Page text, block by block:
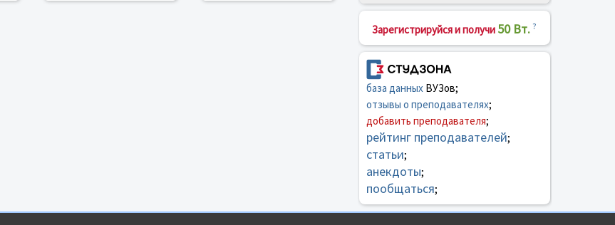
Зарегистрируйся и получи 50 Вт. ?
база данныхВУЗов;
отзывы о преподавателях;
добавить преподавателя;
рейтинг преподавателей;
статьи;
анекдоты;
пообщаться;